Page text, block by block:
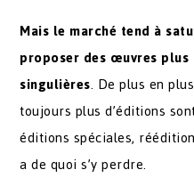
Mais le marché tend à
proposer des œuvres
singulières. De plus en
toujours plus d’éditions
éditions spéciales,
a de quoi s’y perdre.